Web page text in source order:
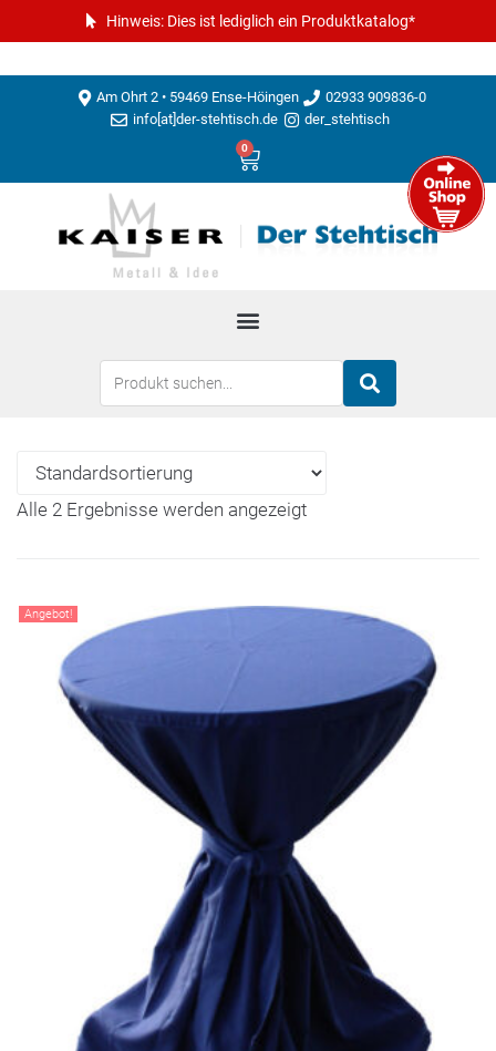
Hinweis: Dies ist lediglich ein Produktkatalog*
Am Ohrt 2 • 59469 Ense-Höingen
02933 909836-0
info[at]der-stehtisch.de
der_stehtisch
0
Alle 2 Ergebnisse werden angezeigt
Angebot!